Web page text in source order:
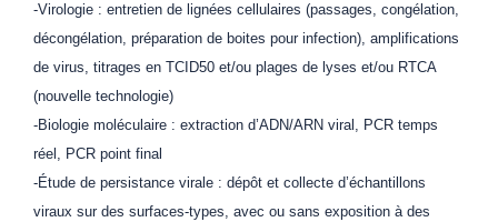
-Virologie : entretien de lignées cellulaires (passages, congélation,
décongélation, préparation de boites pour infection), amplifications
de virus, titrages en TCID50 et/ou plages de lyses et/ou RTCA
(nouvelle technologie)
-Biologie moléculaire : extraction d’ADN/ARN viral, PCR temps
réel, PCR point final
-Étude de persistance virale : dépôt et collecte d’échantillons
viraux sur des surfaces-types, avec ou sans exposition à des